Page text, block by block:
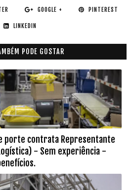
GOOGLE + PINTEREST
LINKEDIN
PODE GOSTAR
porte contrata Representante
- Sem experiência -